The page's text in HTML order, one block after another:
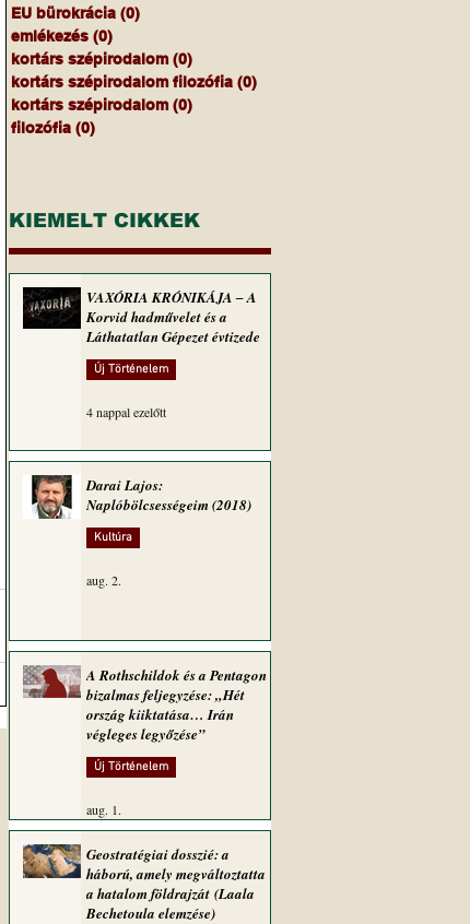
EU bürokrácia (0)
emlékezés (0)
kortárs szépirodalom (0)
kortárs szépirodalom filozófia (0)
kortárs szépirodalom (0)
filozófia (0)
KIEMELT CIKKEK
VAXÓRIA KRÓNIKÁJA ‒ A
Korvid hadművelet és a
Láthatatlan Gépezet évtizede
Új Történelem
4 nappal ezelőtt
Darai Lajos:
Naplóbölcsességeim (2018)
Kultúra
aug. 2.
A Rothschildok és a Pentagon
bizalmas feljegyzése: „Hét
ország kiiktatása… Irán
végleges legyőzése”
Új Történelem
aug. 1.
Geostratégiai dosszié: a
háború, amely megváltoztatta
a hatalom földrajzát (Laala
Bechetoula elemzése)